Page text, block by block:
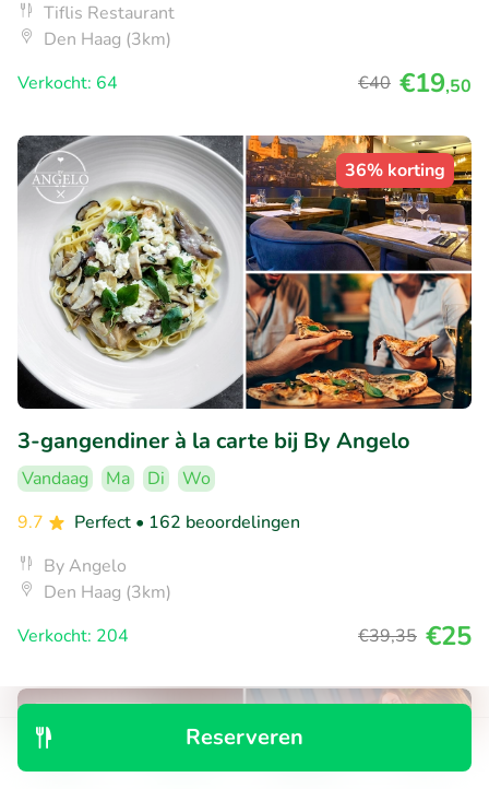
Reserveren
Tiflis Restaurant
Den Haag (3km)
Verkocht: 64
€40 €19,50
36% korting
3-gangendiner à la carte bij By Angelo
Vandaag Ma Di
Wo
9.7
Perfect • 162 beoordelingen
By Angelo
Den Haag (3km)
Verkocht: 204
€39,35 €25